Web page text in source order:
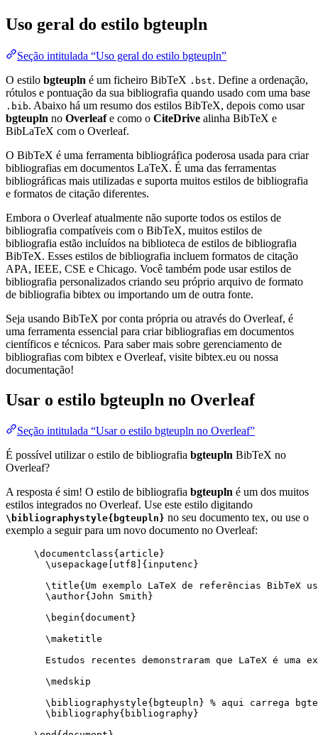
Uso geral do estilo bgteupln
Seção intitulada “Uso geral do estilo bgteupln”
O estilo bgteupln é um ficheiro BibTeX .bst. Define a ordenação,
rótulos e pontuação da sua bibliografia quando usado com uma base
.bib. Abaixo há um resumo dos estilos BibTeX, depois como usar
bgteupln no Overleafe como o CiteDrive alinha BibTeX e
BibLaTeX com o Overleaf.
O BibTeX é uma ferramenta bibliográfica poderosa usada para criar
bibliografias em documentos LaTeX. É uma das ferramentas
bibliográficas mais utilizadas e suporta muitos estilos de bibliografia
e formatos de citação diferentes.
Embora o Overleaf atualmente não suporte todos os estilos de
bibliografia compatíveis com o BibTeX, muitos estilos de
bibliografia estão incluídos na biblioteca de estilos de bibliografia
BibTeX. Esses estilos de bibliografia incluem formatos de citação
APA, IEEE, CSE e Chicago. Você também pode usar estilos de
bibliografia personalizados criando seu próprio arquivo de formato
de bibliografia bibtex ou importando um de outra fonte.
Seja usando BibTeX por conta própria ou através do Overleaf, é
uma ferramenta essencial para criar bibliografias em documentos
científicos e técnicos. Para saber mais sobre gerenciamento de
bibliografias com bibtex e Overleaf, visite bibtex.eu ou nossa
documentação!
Usar o estilo bgteupln no Overleaf
Seção intitulada “Usar o estilo bgteupln no Overleaf”
É possível utilizar o estilo de bibliografia bgteupln BibTeX no
Overleaf?
A resposta é sim! O estilo de bibliografia bgteupln é um dos muitos
estilos integrados no Overleaf. Use este estilo digitando
\bibliographystyle{bgteupln} no seu documento tex, ou use o
exemplo a seguir para um novo documento no Overleaf:
\documentclass{ article }
\usepackage
utf8 ]{ inputenc }
\title{Um exemplo LaTeX de referências
\author{John Smith}
\begin{ document }
\maketitle
Estudos recentes demonstraram que LaTeX é
\medskip
\bibliographystyle{bgteupln} % aqui carrega
\bibliography{bibliography}